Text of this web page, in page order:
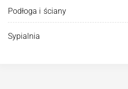
Podłoga i ściany
Sypialnia